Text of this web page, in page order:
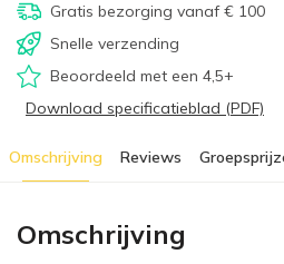
Gratis bezorging vanaf € 100
Snelle verzending
Beoordeeld met een 4,5+
Download specificatieblad (PDF)
Omschrijving Reviews
Omschrijving